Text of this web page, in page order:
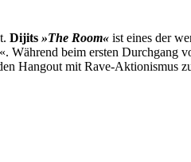
Dijits »The Room« ist eines der
beim ersten Durchgang
Hangout mit Rave-Aktionismus